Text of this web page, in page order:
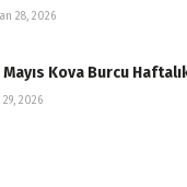
28, 2026
Kova Burcu
29, 2026